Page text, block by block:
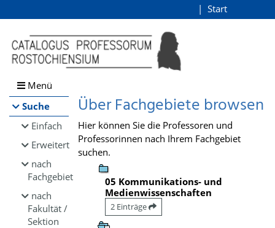
Browsen
direkt zum Inhalt
Start
Menü
Suche
Einfach
Erweitert
nach
Fachgebiet
nach
Fakultät /
Sektion
Über Fachgebiete browsen
Hier können Sie die Professoren und
Professorinnen nach Ihrem Fachgebiet
suchen.
05 Kommunikations- und
Medienwissenschaften
2 Einträge